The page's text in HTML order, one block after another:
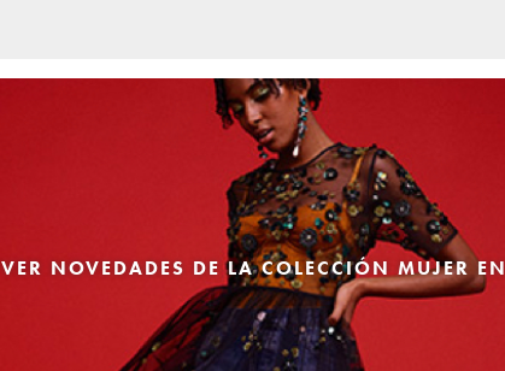
VER NOVEDADES DE LA COLECCIÓN MUJER EN